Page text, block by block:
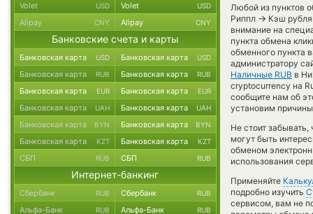
Любой из пунктов
Риппл → Кэш
внимание на
пункта обмена
обменного пункта
администратору
Наличные RUB в
cryptocurrency на
сообщите нам об
установим
Не стоит
могут быть
обменом
использования
Применяйте
подробно изучить
сервисом, вам не
Volet USD Volet USD
Alipay CNY Alipay CNY
Банковские счета и карты
Банковская карта USD Банковская карта USD
Банковская карта RUB Банковская карта RUB
Банковская карта EUR Банковская карта EUR
Банковская карта UAH Банковская карта UAH
Банковская карта BYN Банковская карта BYN
Банковская карта KZT Банковская карта KZT
СБП RUB СБП RUB
Интернет-банкинг
Сбербанк RUB Сбербанк RUB
Альфа-Банк RUB Альфа-Банк RUB